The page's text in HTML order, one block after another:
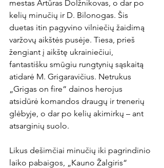
mestas Artūras Dolžnikovas, o dar po
kelių minučių ir D. Bilonogas. Šis
duetas itin pagyvino vilniečių žaidimą
varžovų aikštės pusėje. Tiesa, prieš
žengiant į aikštę ukrainiečiui,
fantastišku smūgiu rungtynių sąskaitą
atidarė M. Grigaravičius. Netrukus
„Grigas on fire“ dainos herojus
atsidūrė komandos draugų ir trenerių
glėbyje, o dar po kelių akimirkų – ant
atsarginių suolo.
Likus dešimčiai minučių iki pagrindinio
laiko pabaigos, „Kauno Žalgiris“